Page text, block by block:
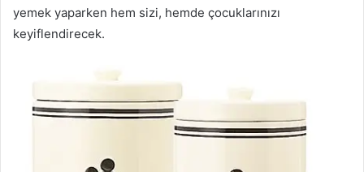
yemek yaparken hem sizi, hemde çocuklarınızı
keyiflendirecek.